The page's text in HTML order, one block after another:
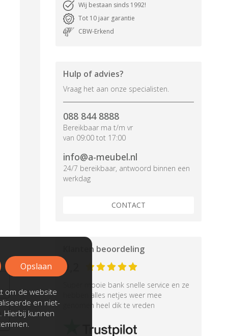
Wij bestaan sinds 1992!
Tot 10 jaar garantie
CBW-Erkend
Hulp of advies?
Vraag het aan onze specialisten.
088 844 8888
Bereikbaar ma t/m vr
van 09:00 tot 17:00
info@a-meubel.nl
24/7 bereikbaar, antwoord binnen een
werkdag
CONTACT
Klanten beoordeling
9,2
Super mooie bank snelle service en ze
hebben alles netjes weer mee
genomen heel dik te vreden
om de website
en niet-
Hierbij kunnen
Opslaan